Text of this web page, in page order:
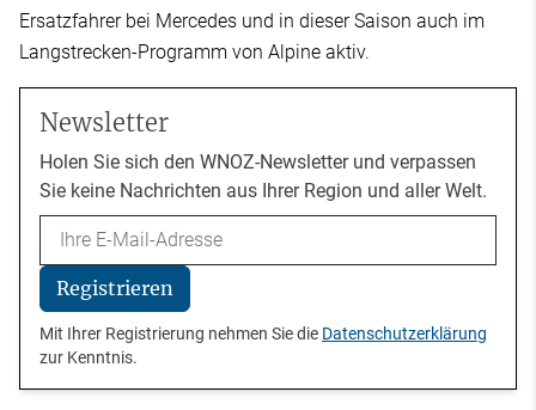
Ersatzfahrer bei Mercedes und in dieser Saison auch im
Langstrecken-Programm von Alpine aktiv.
Newsletter
Holen Sie sich den WNOZ-Newsletter und verpassen
Sie keine Nachrichten aus Ihrer Region und aller Welt.
Email
Registrieren
Mit Ihrer Registrierung nehmen Sie die Datenschutzerklärung
zur Kenntnis.